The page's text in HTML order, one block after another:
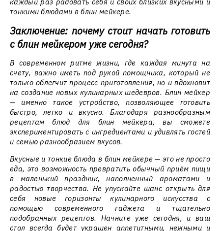
тонкими блюдами в блин мейкере.
Заключение: почему стоит начать готовить
с блин мейкером уже сегодня?
В современном ритме жизни, где каждая минута на
счету, важно иметь под рукой помощника, который не
только облегчит процесс приготовления, но и вдохновит
на создание новых кулинарных шедевров. Блин мейкер
— именно такое устройство, позволяющее готовить
быстро, легко и вкусно. Благодаря разнообразным
рецептам блюд для блин мейкера, вы сможете
экспериментировать с ингредиентами и удивлять гостей
и семью разнообразием вкусов.
Вкусные и тонкие блюда в блин мейкере — это не просто
еда, это возможность превратить обычный приём пищи
в маленький праздник, наполненный ароматами и
радостью творчества. Не упускайте шанс открыть для
себя новые горизонты кулинарного искусства с
помощью современного гаджета и тщательно
подобранных рецептов. Начните уже сегодня, и ваш
стол всегда будет украшен аппетитными, нежными и